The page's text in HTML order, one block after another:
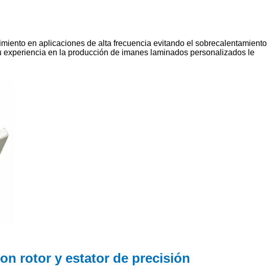
en aplicaciones de alta frecuencia evitando el sobrecalentamiento
en la producción de imanes laminados personalizados le
rotor y estator de precisión